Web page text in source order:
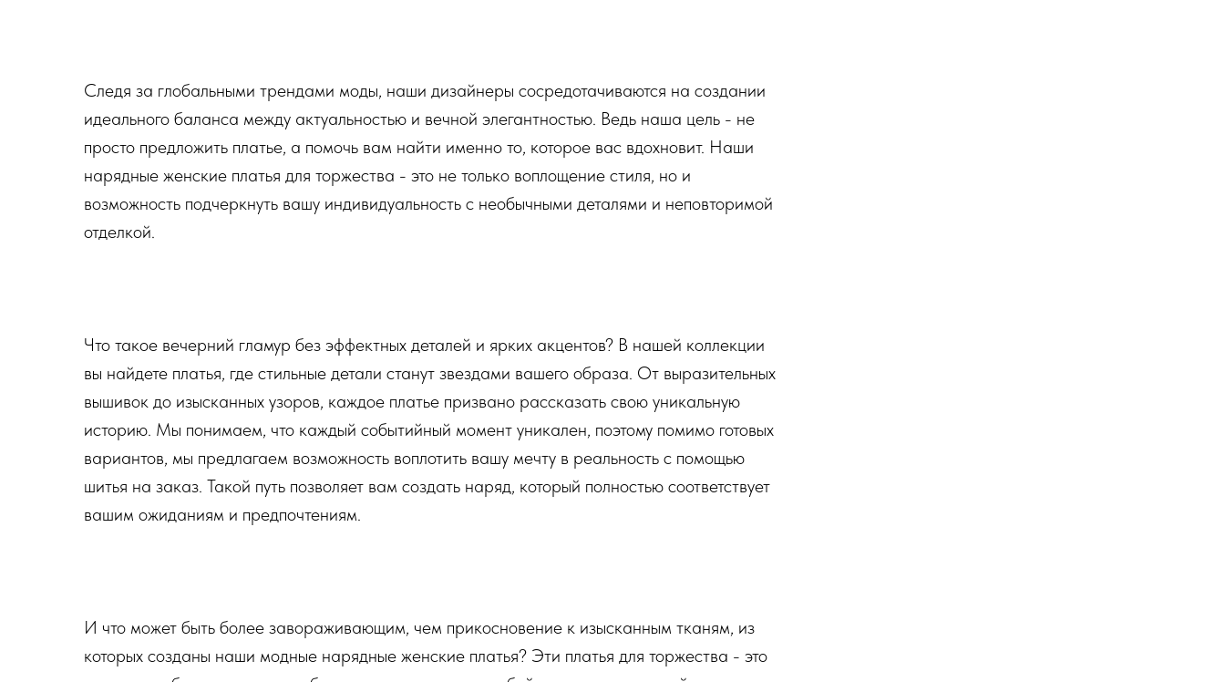
Следя за глобальными трендами моды, наши дизайнеры сосредотачиваются на создании
идеального баланса между актуальностью и вечной элегантностью. Ведь наша цель - не
просто предложить платье, а помочь вам найти именно то, которое вас вдохновит. Наши
нарядные женские платья для торжества - это не только воплощение стиля, но и
возможность подчеркнуть вашу индивидуальность с необычными деталями и неповторимой
отделкой.
Что такое вечерний гламур без эффектных деталей и ярких акцентов? В нашей коллекции
вы найдете платья, где стильные детали станут звездами вашего образа. От выразительных
вышивок до изысканных узоров, каждое платье призвано рассказать свою уникальную
историю. Мы понимаем, что каждый событийный момент уникален, поэтому помимо готовых
вариантов, мы предлагаем возможность воплотить вашу мечту в реальность с помощью
шитья на заказ. Такой путь позволяет вам создать наряд, который полностью соответствует
вашим ожиданиям и предпочтениям.
И что может быть более завораживающим, чем прикосновение к изысканным тканям, из
которых созданы наши модные нарядные женские платья? Эти платья для торжества - это